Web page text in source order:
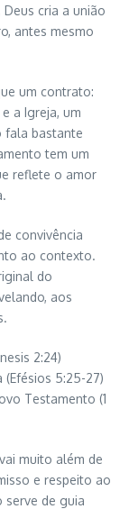
cria a união
antes mesmo
um contrato:
a Igreja, um
fala bastante
tem um
reflete o amor
convivência
ao contexto.
do
aos
2:24)
5:25-27)
Testamento (1
muito além de
e respeito ao
serve de guia